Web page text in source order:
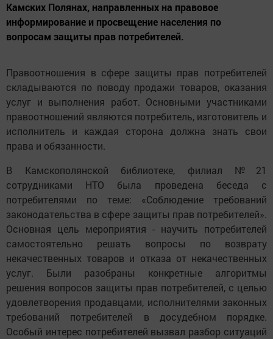
Камских Полянах, направленных на правовое
информирование и просвещение населения по
вопросам защиты прав потребителей.
Правоотношения в сфере защиты прав потребителей
складываются по поводу продажи товаров, оказания
услуг и выполнения работ. Основными участниками
правоотношений являются потребитель, изготовитель и
исполнитель и каждая сторона должна знать свои
права и обязанности.
В Камскополянской библиотеке, филиал №21
сотрудниками НТО была проведена беседа с
потребителями по теме: «Соблюдение требований
законодательства в сфере защиты прав потребителей».
Основная цель мероприятия - научить потребителей
самостоятельно решать вопросы по возврату
некачественных товаров и отказа от некачественных
услуг. Были разобраны конкретные алгоритмы
решения вопросов защиты прав потребителей, с целью
удовлетворения продавцами, исполнителями законных
требований потребителей в досудебном порядке.
Особый интерес потребителей вызвал разбор ситуаций